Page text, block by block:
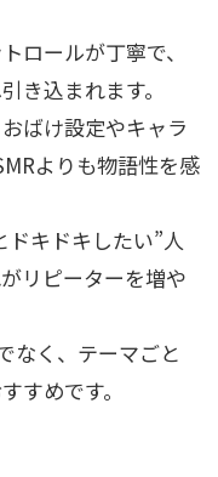
ロールが丁寧で、
き込まれます。
ばけ設定やキャラ
よりも物語性を感
ドキドキしたい”人
リピーターを増や
なく、テーマごと
すめです。